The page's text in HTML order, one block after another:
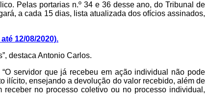
Pelas portarias n.º 34 e 36 desse ano, do Tribunal de
a cada 15 dias, lista atualizada dos ofícios assinados,
12/08/2020).
destaca Antonio Carlos.
servidor que já recebeu em ação individual não pode
ilícito, ensejando a devolução do valor recebido, além de
no processo coletivo ou no processo individual,